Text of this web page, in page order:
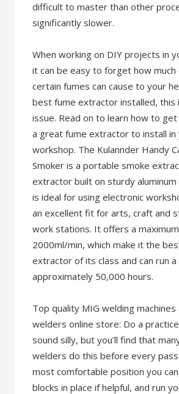
difficult to master than other
significantly slower.
When working on DIY projects in
it can be easy to forget how much
certain fumes can cause to your
best fume extractor installed, this
issue. Read on to learn how to
a great fume extractor to install in
workshop. The Kulannder Handy
Smoker is a portable smoke
extractor built on sturdy aluminum
is ideal for using electronic
an excellent fit for arts, craft and
work stations. It offers a
2000ml/min, which make it the
extractor of its class and can run
approximately 50,000 hours.
Top quality MIG welding machines
welders online store: Do a
sound silly, but you’ll find that
welders do this before every
most comfortable position you
blocks in place if helpful, and run